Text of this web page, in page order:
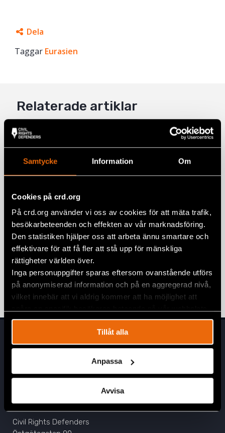
Samtycke Information Om
Cookies på crd.org
På crd.org använder vi oss av cookies för att mäta trafik,
besökarbeteenden och effekten av vår marknadsföring.
Den statistiken hjälper oss att arbeta ännu smartare och
effektivare för att få fler att stå upp för mänskliga
rättigheter världen över.
Inga personuppgifter sparas eftersom ovanstående utförs
på anonymiserad information och på en aggregerad nivå,
vilket innebär att vi aldrig kommer att ha möjlighet att
Tillåt alla
Anpassa
Avvisa
Dela
Facebook
Mail
Taggar Eurasien
Relaterade artiklar
Natalia Project‑deltagare Nasta Loika
frisläppt från belarusiskt fängelse
BELARUS,EURASIEN,NATALIA PROJECT,NYHETER
Ett år sedan domen mot
Viasnamedlemmar
BELARUS,UTTALANDEN 4 mars 2024
Nobelpristagaren Ales Bialiatski dömd
till 10 års fängelse
BELARUS,NYHETER 3 mars 2023
Huvudkontor
Civil Rights Defenders